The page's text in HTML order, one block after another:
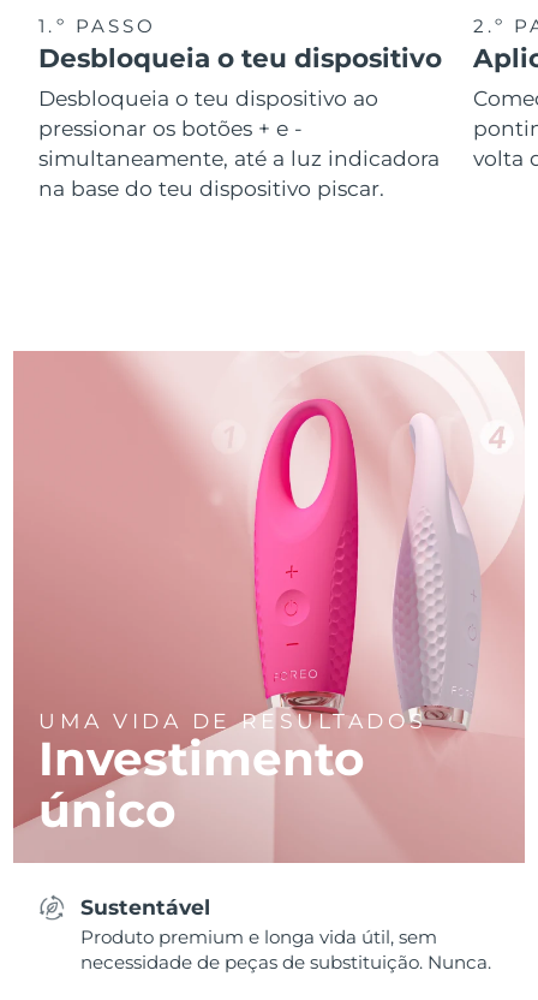
1.º PASSO
Desbloqueia o teu dispositivo
Desbloqueia o teu dispositivo ao
pressionar os botões + e -
simultaneamente, até a luz indicadora
na base do teu dispositivo piscar.
2.º
volta
UMA VIDA DE RESULTADOS
Investimento
único
Sustentável
Produto premium e longa vida útil, sem
necessidade de peças de substituição. Nunca.